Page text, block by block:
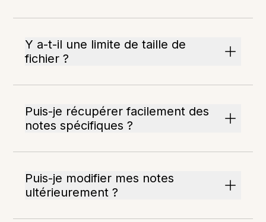
Y a-t-il une limite de taille de
fichier ?
Puis-je récupérer facilement des
notes spécifiques ?
Puis-je modifier mes notes
ultérieurement ?